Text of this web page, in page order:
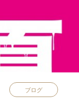
ブログ